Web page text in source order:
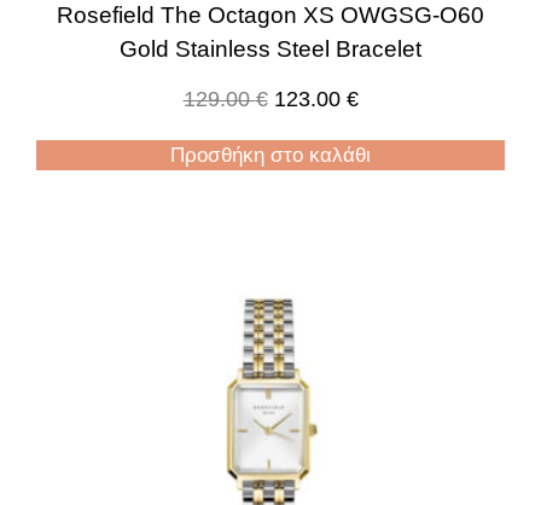
Rosefield The Octagon XS OWGSG-O60
Gold Stainless Steel Bracelet
129.00€ 123.00 €
Προσθήκη στο καλάθι